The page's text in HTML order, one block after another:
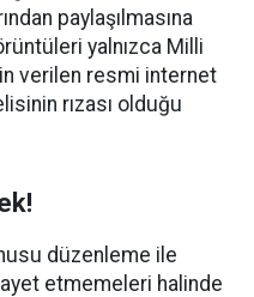
paylaşılmasına
yalnızca Milli
verilen resmi internet
rızası olduğu
düzenleme ile
etmemeleri halinde